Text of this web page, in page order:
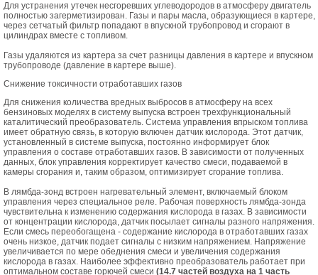
Для устранения утечек несгоревших углеводородов в атмосферу двигатель
полностью загерметизирован. Газы и пары масла, образующиеся в картере,
через сетчатый фильтр попадают в впускной трубопровод и сгорают в
цилиндрах вместе с топливом.
Газы удаляются из картера за счет разницы давления в картере и впускном
трубопроводе (давление в картере выше).
Снижение токсичности отработавших газов
Для снижения количества вредных выбросов в атмосферу на всех
бензиновых моделях в систему выпуска встроен трехфункциональный
каталитический преобразователь. Система управления впрыском топлива
имеет обратную связь, в которую включен датчик кислорода. Этот датчик,
установленный в системе выпуска, постоянно информирует блок
управления о составе отработавших газов. В зависимости от полученных
данных, блок управления корректирует качество смеси, подаваемой в
камеры сгорания и, таким образом, оптимизирует сгорание топлива.
В лямбда-зонд встроен нагревательный элемент, включаемый блоком
управления через специальное реле. Рабочая поверхность лямбда-зонда
чувствительна к изменению содержания кислорода в газах. В зависимости
от концентрации кислорода, датчик посылает сигналы разного напряжения.
Если смесь переобогащена - содержание кислорода в отработавших газах
очень низкое, датчик подает сигналы с низким напряжением. Напряжение
увеличивается по мере обеднения смеси и увеличения содержания
кислорода в газах. Наиболее эффективно преобразователь работает при
оптимальном составе горючей смеси (14.7 частей воздуха на 1 часть